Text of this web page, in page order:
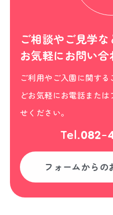
ご相談やご見学な
お気軽にお問い合
ご利用やご入園に関す
どお気軽にお電話また
せください。
Tel.
フォームからの